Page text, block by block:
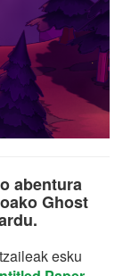
abentura
Ghost
esku